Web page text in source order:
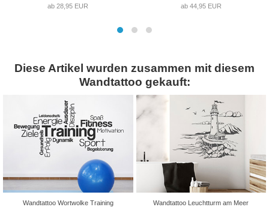
ab 28,95 EUR
ab 44,95 EUR
Diese Artikel wurden zusammen mit diesem
Wandtattoo gekauft:
Wandtattoo Wortwolke Training
Wandtattoo Leuchtturm am Meer